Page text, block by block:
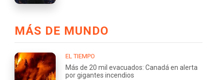
MÁS DE MUNDO
EL TIEMPO
Más de 20 mil evacuados: Canadá en alerta
por gigantes incendios